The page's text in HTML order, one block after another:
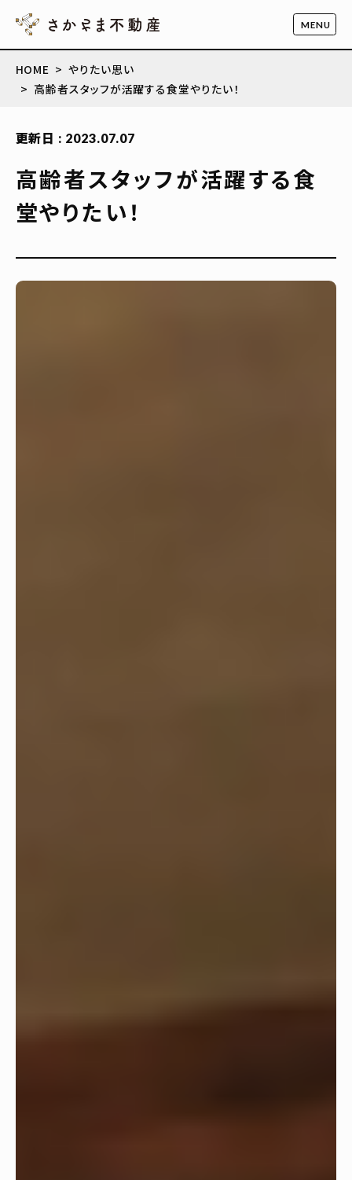
HOME
やりたい思い
高齢者スタッフが活躍する食堂やりたい！
更新日 : 2023.07.07
高齢者スタッフが活躍する食
堂やりたい！